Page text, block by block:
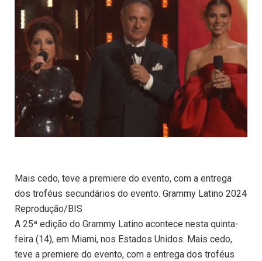
Mais cedo, teve a premiere do evento, com a entrega
dos troféus secundários do evento. Grammy Latino 2024
Reprodução/BIS
A 25ª edição do Grammy Latino acontece nesta quinta-
feira (14), em Miami, nos Estados Unidos. Mais cedo,
teve a premiere do evento, com a entrega dos troféus